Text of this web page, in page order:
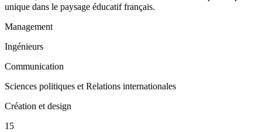
unique dans le paysage éducatif français.
Management
Ingénieurs
Communication
Sciences politiques et Relations internationales
Création et design
15